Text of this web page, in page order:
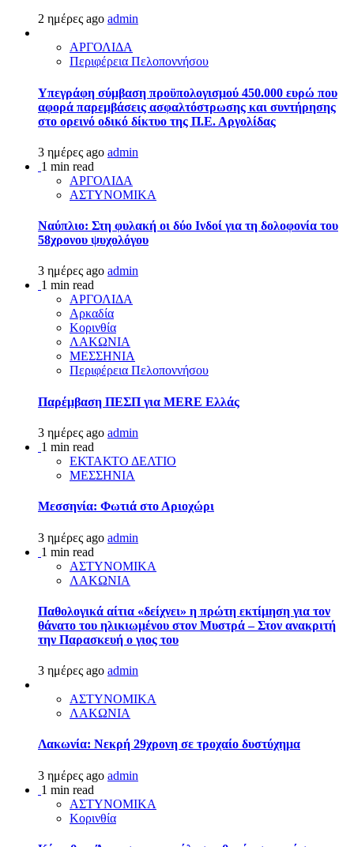
2 ημέρες ago admin
ΑΡΓΟΛΙΔΑ
Περιφέρεια Πελοποννήσου
Υπεγράφη σύμβαση προϋπολογισμού 450.000 ευρώ που
αφορά παρεμβάσεις ασφαλτόστρωσης και συντήρησης
στο ορεινό οδικό δίκτυο της Π.Ε. Αργολίδας
3 ημέρες ago admin
1 min read
ΑΡΓΟΛΙΔΑ
ΑΣΤΥΝΟΜΙΚΑ
Ναύπλιο: Στη φυλακή οι δύο Ινδοί για τη δολοφονία του
58χρονου ψυχολόγου
3 ημέρες ago admin
1 min read
ΑΡΓΟΛΙΔΑ
Αρκαδία
Κορινθία
ΛΑΚΩΝΙΑ
ΜΕΣΣΗΝΙΑ
Περιφέρεια Πελοποννήσου
Παρέμβαση ΠΕΣΠ για MERE Ελλάς
3 ημέρες ago admin
1 min read
ΕΚΤΑΚΤΟ ΔΕΛΤΙΟ
ΜΕΣΣΗΝΙΑ
Μεσσηνία: Φωτιά στο Αριοχώρι
3 ημέρες ago admin
1 min read
ΑΣΤΥΝΟΜΙΚΑ
ΛΑΚΩΝΙΑ
Παθολογικά αίτια «δείχνει» η πρώτη εκτίμηση για τον
θάνατο του ηλικιωμένου στον Μυστρά – Στον ανακριτή
την Παρασκευή ο γιος του
3 ημέρες ago admin
ΑΣΤΥΝΟΜΙΚΑ
ΛΑΚΩΝΙΑ
Λακωνία: Νεκρή 29χρονη σε τροχαίο δυστύχημα
3 ημέρες ago admin
1 min read
ΑΣΤΥΝΟΜΙΚΑ
Κορινθία